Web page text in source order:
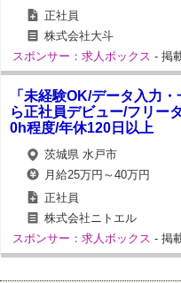
正社員
株式会社大斗
スポンサー：求人ボックス - 掲
「未経験OK/データ入力
ら正社員デビュー/フリー
0h程度/年休120日以上
茨城県 水戸市
月給25万円～40万円
正社員
株式会社ニトエル
スポンサー：求人ボックス - 掲